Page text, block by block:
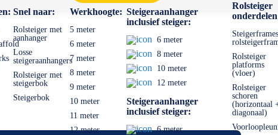
Snel naar:
Rolsteiger met
aanhanger
Losse
steigeraanhangers
Rolsteiger met
steigerbok
Steigerbok
Werkhoogte:
5 meter
6 meter
7 meter
8 meter
9 meter
10 meter
11 meter
12 meter
Steigeraanhanger
inclusief steiger:
6 meter
8 meter
10 meter
12 meter
Steigeraanhanger
inclusief steiger:
6 meter
Rolsteiger
Rolsteiger
platforms
(vloer)
Rolsteiger
schoren
(horizontaal
diagonaal)